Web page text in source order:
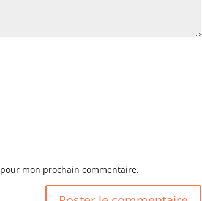
mon prochain commentaire.